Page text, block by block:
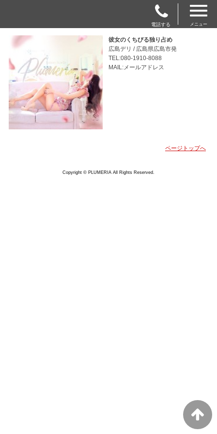
電話する メニュー
彼女のくちびる独り占め
広島デリ / 広島県広島市発
TEL:080-1910-8088
MAIL:メールアドレス
ページトップへ
Copyright © PLUMERIA All Rights Reserved.